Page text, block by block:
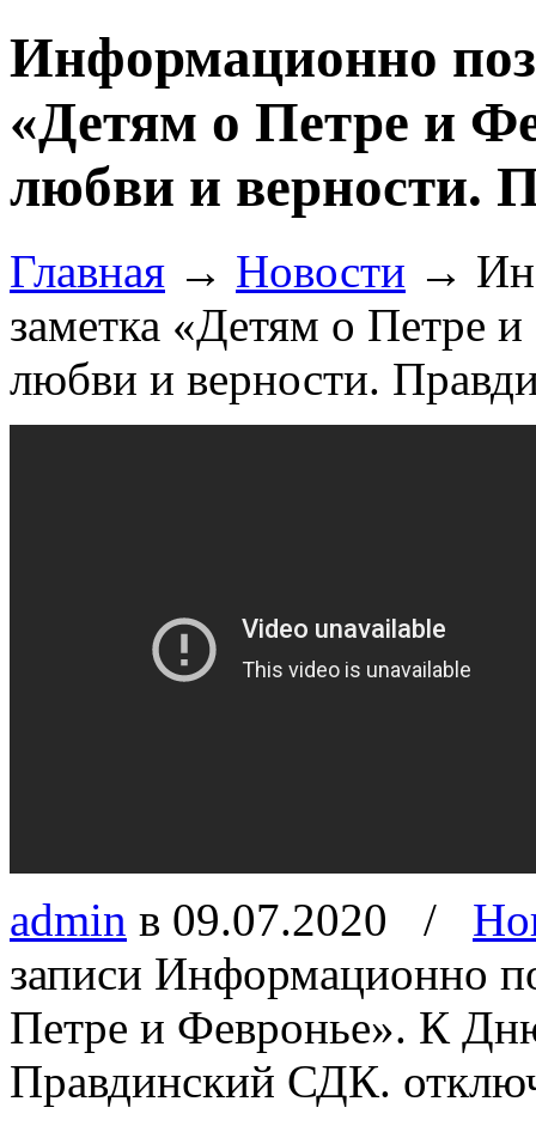
Информационно
«Детям о Петре и
любви и верности.
Главная → Новости →
заметка «Детям о Петре
любви и верности.
admin в 09.07.2020 /
записи Информационно
Петре и Февронье». К
Правдинский СДК.